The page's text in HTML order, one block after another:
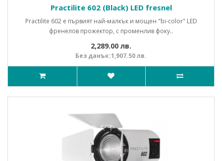
Practilite 602 (Black) LED fresnel
Practilite 602 е първият най-малкък и мощен "bi-color" LED
френелов прожектор, с променлив фоку..
2,289.00 лв.
Без данък:1,907.50 лв.